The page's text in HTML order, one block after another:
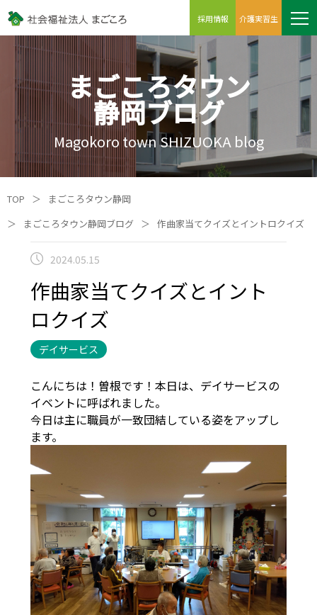
採用情報 介護実習生
まごころタウン
静岡ブログ
Magokoro town SHIZUOKA blog
TOP ＞
まごころタウン静岡
＞
まごころタウン静岡ブログ ＞ 作曲家当てクイズとイントロクイズ
2024.05.15
作曲家当てクイズとイント
ロクイズ
デイサービス
こんにちは！曽根です！本日は、デイサービスの
イベントに呼ばれました。
今日は主に職員が一致団結している姿をアップし
ます。